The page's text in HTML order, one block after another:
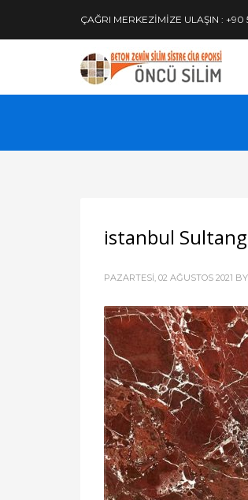
ÇAĞRI MERKEZİMİZE ULAŞIN : +90
istanbul
PAZARTESI, 02 AĞUSTOS 2021 BY